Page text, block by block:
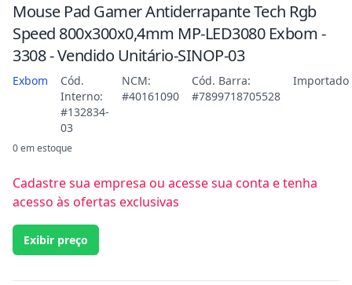
Mouse Pad Gamer Antiderrapante Tech Rgb
Speed 800x300x0,4mm MP-LED3080 Exbom -
3308 - Vendido Unitário-SINOP-03
Exbom
Cód.
Interno:
#132834-
03
NCM:
#40161090
Cód. Barra:
#7899718705528
Importado
0 em estoque
Cadastre sua empresa ou acesse sua conta e tenha
acesso às ofertas exclusivas
Exibir preço